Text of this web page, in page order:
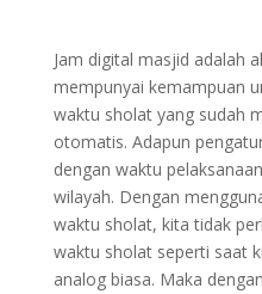
Jam digital masjid adalah
mempunyai kemampuan
waktu sholat yang sudah
otomatis. Adapun
dengan waktu
wilayah. Dengan
waktu sholat, kita tidak
waktu sholat seperti saat
analog biasa. Maka